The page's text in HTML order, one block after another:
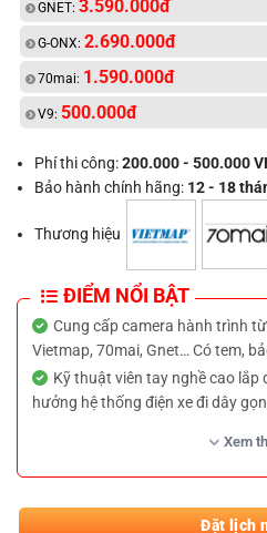
GNET: 3.590.000đ
G-ONX: 2.690.000đ
70mai: 1.590.000đ
V9: 500.000đ
Phí thi công:200.000 - 500.000
Bảo hành chính hãng: 12 - 18
Thương hiệu
ĐIỂM NỔI BẬT
Cung cấp camera hành trình
Vietmap, 70mai, Gnet… Có tem,
Kỹ thuật viên tay nghề cao lắp
hưởng hệ thống điện xe đi dây
Hỗ trợ cài app, kết nối và
dùng.
Xem
Đặt lịch